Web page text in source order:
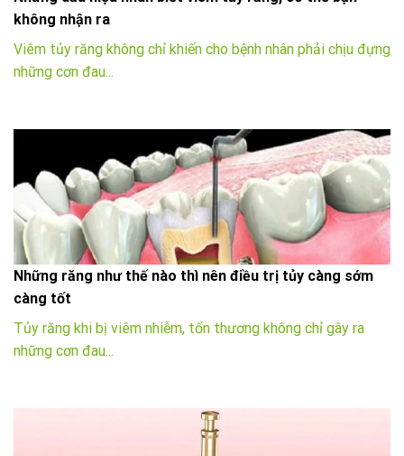
không nhận ra
Viêm tủy răng không chỉ khiến cho bệnh nhân phải chịu đựng
những cơn đau...
Những răng như thế nào thì nên điều trị tủy càng sớm
càng tốt
Tủy răng khi bị viêm nhiễm, tổn thương không chỉ gây ra
những cơn đau...